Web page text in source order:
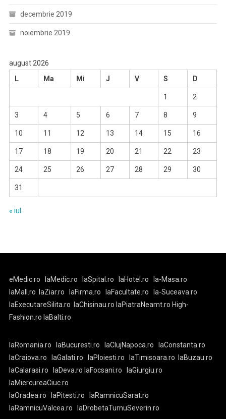
decembrie 2019
noiembrie 2019
august 2026
L
Ma Mi J V S D
1 2
3 4 5 6 7 8 9
10 11 12 13 14 15 16
17 18 19 20 21 22 23
24 25 26 27 28 29 30
31
« iul.
eMedic.ro laMedic.ro laSpital.ro laHotel.ro
la-Masa.ro
laMall.ro
laZiar.ro laFirma.ro laFacultate.ro
la-Suceava.ro
laExecutareSilita.ro
laChisinau.ro laPiatraNeamt.ro High-
Fashion.ro laBalti.ro
laRomania.ro laBucuresti.ro laClujNapoca.ro
laConstanta.ro
laCraiova.ro
laGalati.ro laPloiesti.ro laTimisoara.ro
laBuzau.ro
laCalarasi.ro
laDeva.ro laFocsani.ro
laGiurgiu.ro
laMiercureaCiuc.ro
laOradea.ro
laPitesti.ro
laRamnicuSarat.ro
laRamnicuValcea.ro
laDrobetaTurnuSeverin.ro